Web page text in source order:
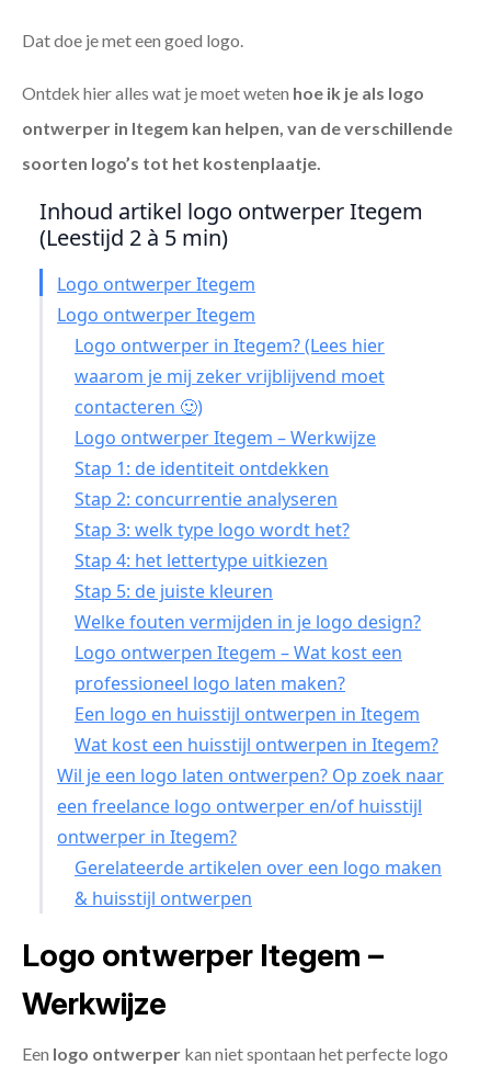
Dat doe je met een goed logo.
Ontdek hier alles wat je moet weten hoe ik je als logo
ontwerper in Itegem kan helpen, van de verschillende
soorten logo’s tot het kostenplaatje.
Inhoud artikel logo ontwerper Itegem
(Leestijd 2 à 5 min)
Logo ontwerper Itegem
Logo ontwerper Itegem
Logo ontwerper in Itegem? (Lees hier
waarom je mij zeker vrijblijvend moet
contacteren 🙂)
Logo ontwerper Itegem – Werkwijze
Stap 1: de identiteit ontdekken
Stap 2: concurrentie analyseren
Stap 3: welk type logo wordt het?
Stap 4: het lettertype uitkiezen
Stap 5: de juiste kleuren
Welke fouten vermijden in je logo design?
Logo ontwerpen Itegem – Wat kost een
professioneel logo laten maken?
Een logo en huisstijl ontwerpen in Itegem
Wat kost een huisstijl ontwerpen in Itegem?
Wil je een logo laten ontwerpen? Op zoek naar
een freelance logo ontwerper en/of huisstijl
ontwerper in Itegem?
Gerelateerde artikelen over een logo maken
& huisstijl ontwerpen
Logo ontwerper Itegem –
Werkwijze
Een logo ontwerper kan niet spontaan het perfecte logo